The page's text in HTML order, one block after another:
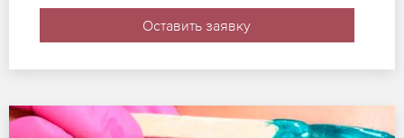
Оставить заявку